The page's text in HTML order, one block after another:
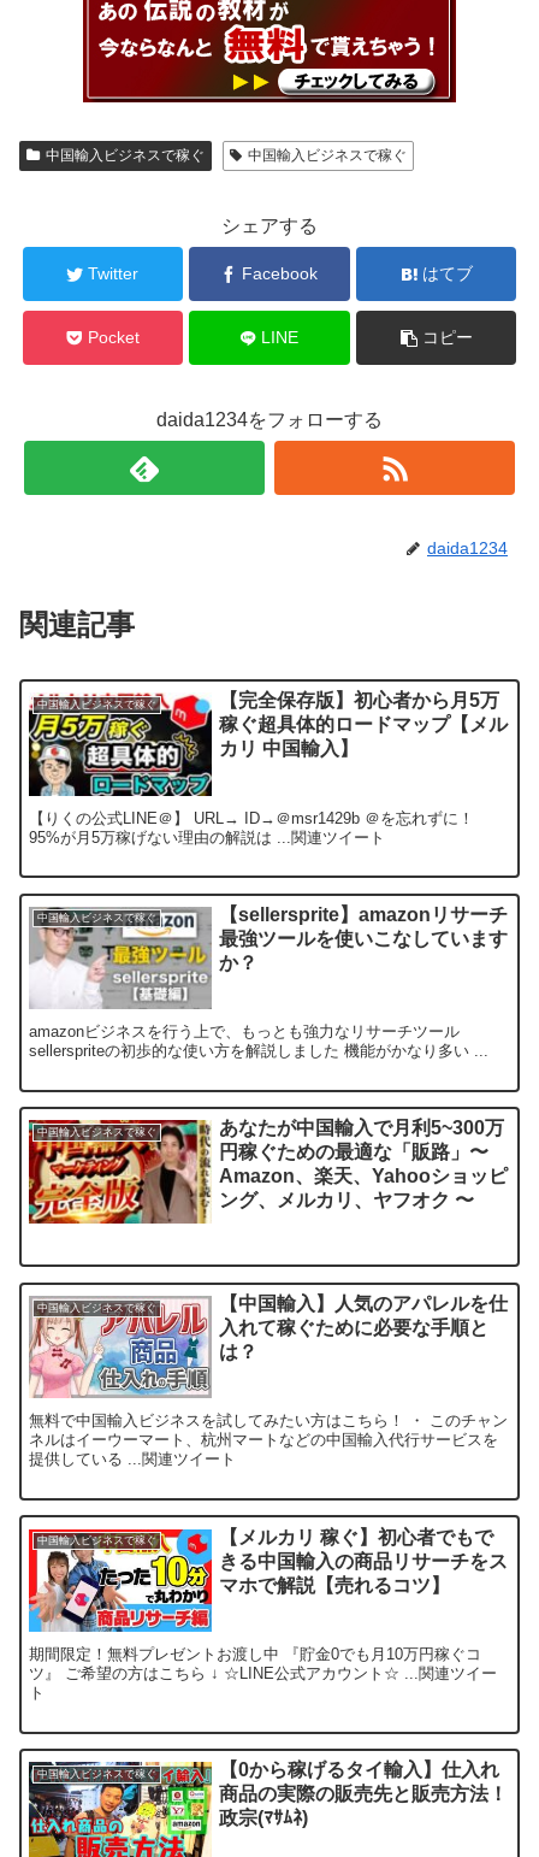
中国輸入ビジネスで稼ぐ 中国輸入ビジネスで稼ぐ
シェアする
Twitter Facebook はてブ
Pocket LINE コピー
daida1234をフォローする
daida1234
関連記事
中国輸入ビジネスで稼ぐ
【完全保存版】初心者から月5万
稼ぐ超具体的ロードマップ【メル
カリ 中国輸入】
【りくの公式LINE＠】 URL→ ID→＠msr1429b ＠を忘れずに！
95%が月5万稼げない理由の解説は ...関連ツイート
中国輸入ビジネスで稼ぐ
【sellersprite】amazonリサーチ
最強ツールを使いこなしています
か？
amazonビジネスを行う上で、もっとも強力なリサーチツール
sellerspriteの初歩的な使い方を解説しました 機能がかなり多い ...
中国輸入ビジネスで稼ぐ
あなたが中国輸入で月利5~300万
円稼ぐための最適な「販路」〜
Amazon、楽天、Yahooショッピ
ング、メルカリ、ヤフオク 〜
中国輸入ビジネスで稼ぐ
【中国輸入】人気のアパレルを仕
入れて稼ぐために必要な手順と
は？
無料で中国輸入ビジネスを試してみたい方はこちら！ ・ このチャン
ネルはイーウーマート、杭州マートなどの中国輸入代行サービスを
提供している ...関連ツイート
中国輸入ビジネスで稼ぐ
【メルカリ 稼ぐ】初心者でもで
きる中国輸入の商品リサーチをス
マホで解説【売れるコツ】
期間限定！無料プレゼントお渡し中 『貯金0でも月10万円稼ぐコ
ツ』 ご希望の方はこちら ↓ ☆LINE公式アカウント☆ ...関連ツイー
ト
中国輸入ビジネスで稼ぐ
【0から稼げるタイ輸入】仕入れ
商品の実際の販売先と販売方法！
政宗(ﾏｻﾑﾈ)